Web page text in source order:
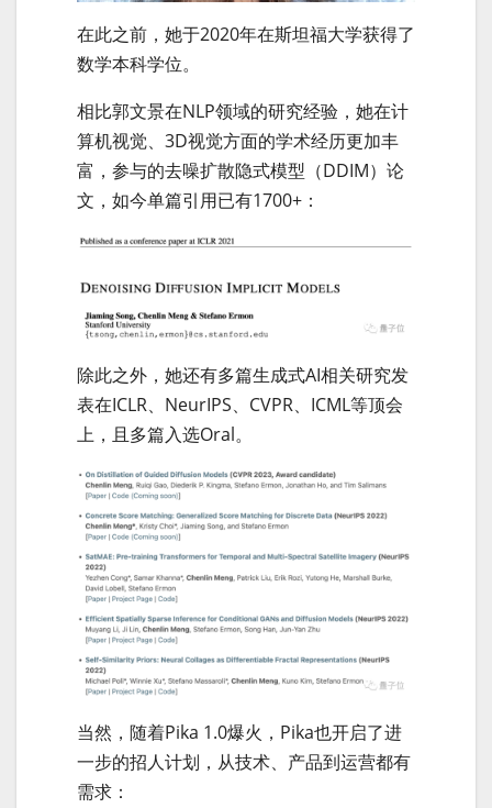
在此之前，她于2020年在斯坦福大学获得了
数学本科学位。
相比郭文景在NLP领域的研究经验，她在计
算机视觉、3D视觉方面的学术经历更加丰
富，参与的去噪扩散隐式模型（DDIM）论
文，如今单篇引用已有1700+：
除此之外，她还有多篇生成式AI相关研究发
表在ICLR、NeurIPS、CVPR、ICML等顶会
上，且多篇入选Oral。
当然，随着Pika 1.0爆火，Pika也开启了进
一步的招人计划，从技术、产品到运营都有
需求：